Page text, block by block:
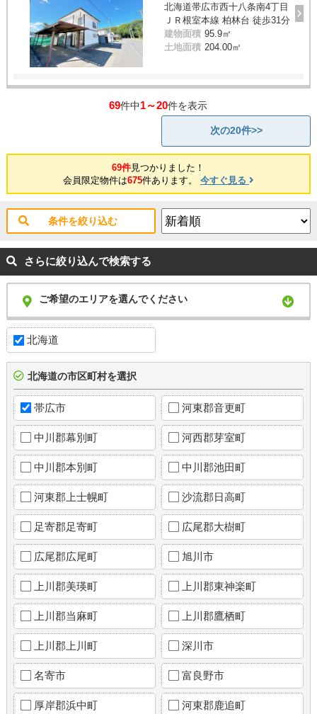
北海道帯広市西十八条南4丁目
ＪＲ根室本線 柏林台 徒歩31分
建物面積 95.9㎡
土地面積 204.00㎡
69件中1～20件を表示
次の20件>>
69件見つかりました！
会員限定物件は675件あります。 今すぐ見る
条件を絞り込む
さらに絞り込んで検索する
ご希望のエリアを選んでください
北海道
北海道の市区町村を選択
帯広市 河東郡音更町
中川郡幕別町 河西郡芽室町
中川郡本別町 中川郡池田町
河東郡上士幌町 沙流郡日高町
足寄郡足寄町 広尾郡大樹町
広尾郡広尾町 旭川市
上川郡美瑛町 上川郡東神楽町
上川郡当麻町 上川郡鷹栖町
上川郡上川町 深川市
名寄市 富良野市
厚岸郡浜中町 河東郡鹿追町